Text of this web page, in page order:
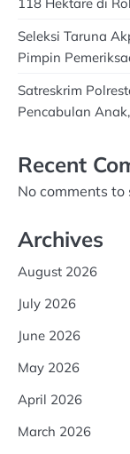
118 Hektare di
Seleksi Taruna
Pimpin
Satreskrim
Pencabulan
Recent
No comments to
Archives
August 2026
July 2026
June 2026
May 2026
April 2026
March 2026